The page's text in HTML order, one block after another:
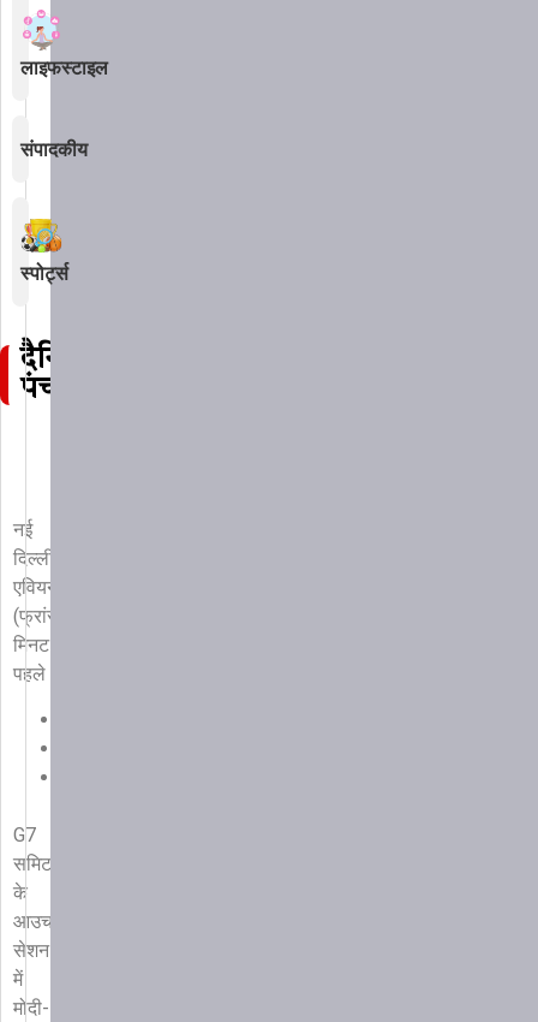
लाइफस्टाइल
संपादकीय
स्पोर्ट्स
दैनिक
पंचांग
नई
दिल्ली/
एवियन
(फ्रांस)
मिनट
पहले
G7
समिट
के
आउचरीच
सेशन
में
मोदी-